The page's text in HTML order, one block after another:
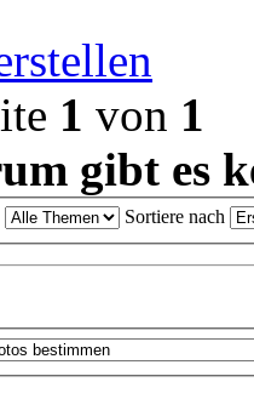
1 von 1
gibt es
Sortiere nach